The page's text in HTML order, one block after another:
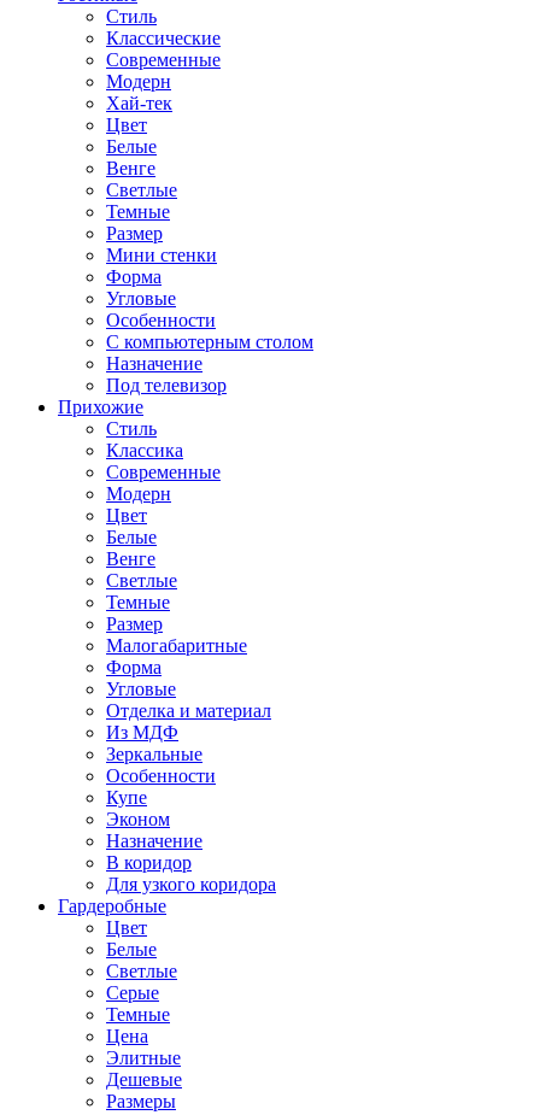
Стиль
Классические
Современные
Модерн
Хай-тек
Цвет
Белые
Венге
Светлые
Темные
Размер
Мини стенки
Форма
Угловые
Особенности
С компьютерным столом
Назначение
Под телевизор
Прихожие
Стиль
Классика
Современные
Модерн
Цвет
Белые
Венге
Светлые
Темные
Размер
Малогабаритные
Форма
Угловые
Отделка и материал
Из МДФ
Зеркальные
Особенности
Купе
Эконом
Назначение
В коридор
Для узкого коридора
Гардеробные
Цвет
Белые
Светлые
Серые
Темные
Цена
Элитные
Дешевые
Размеры